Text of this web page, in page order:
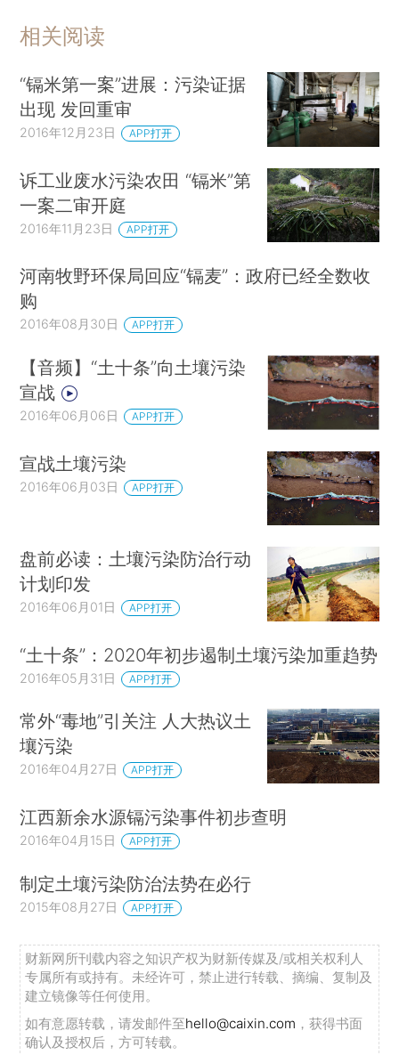
相关阅读
“镉米第一案”进展：污染证据
出现 发回重审
2016年12月23日 APP打开
诉工业废水污染农田 “镉米”第
一案二审开庭
2016年11月23日 APP打开
河南牧野环保局回应“镉麦”：政府已经全数收
购
2016年08月30日 APP打开
【音频】“土十条”向土壤污染
宣战
2016年06月06日 APP打开
宣战土壤污染
2016年06月03日 APP打开
盘前必读：土壤污染防治行动
计划印发
2016年06月01日 APP打开
“土十条”：2020年初步遏制土壤污染加重趋势
2016年05月31日 APP打开
常外“毒地”引关注 人大热议土
壤污染
2016年04月27日 APP打开
江西新余水源镉污染事件初步查明
2016年04月15日 APP打开
制定土壤污染防治法势在必行
2015年08月27日 APP打开
财新网所刊载内容之知识产权为财新传媒及/或相关权利人
专属所有或持有。未经许可，禁止进行转载、摘编、复制及
建立镜像等任何使用。
如有意愿转载，请发邮件至hello@caixin.com ，获得书面
确认及授权后，方可转载。